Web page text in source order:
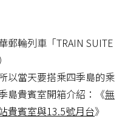
輪列車「TRAIN SUITE
以當天要搭乘四季島的乘
島貴賓室開箱介紹：《無
貴賓室與13.5號月台》